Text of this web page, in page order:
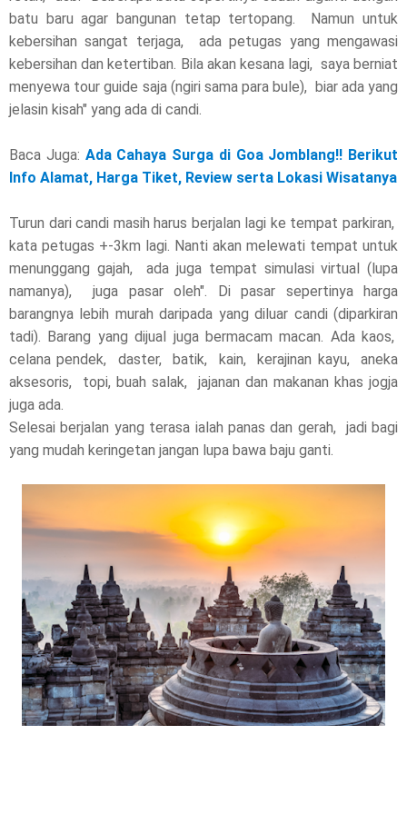
batu baru agar bangunan tetap tertopang. Namun untuk
kebersihan sangat terjaga, ada petugas yang mengawasi
kebersihan dan ketertiban. Bila akan kesana lagi, saya berniat
menyewa tour guide saja (ngiri sama para bule), biar ada yang
jelasin kisah" yang ada di candi.
Baca Juga: Ada Cahaya Surga di Goa Jomblang!! Berikut
Info Alamat, Harga Tiket, Review serta Lokasi Wisatanya
Turun dari candi masih harus berjalan lagi ke tempat parkiran,
kata petugas +-3km lagi. Nanti akan melewati tempat untuk
menunggang gajah, ada juga tempat simulasi virtual (lupa
namanya), juga pasar oleh". Di pasar sepertinya harga
barangnya lebih murah daripada yang diluar candi (diparkiran
tadi). Barang yang dijual juga bermacam macan. Ada kaos,
celana pendek, daster, batik, kain, kerajinan kayu, aneka
aksesoris, topi, buah salak, jajanan dan makanan khas jogja
juga ada.
Selesai berjalan yang terasa ialah panas dan gerah, jadi bagi
yang mudah keringetan jangan lupa bawa baju ganti.